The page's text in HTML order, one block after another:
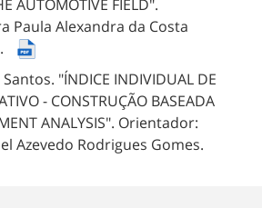
AUTOMOTIVE FIELD".
Paula Alexandra da Costa
"ÍNDICE INDIVIDUAL DE
- CONSTRUÇÃO BASEADA
ANALYSIS". Orientador:
Azevedo Rodrigues Gomes.